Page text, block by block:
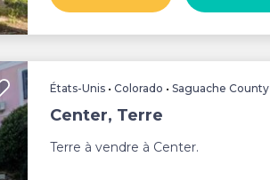
États-Unis •Colorado •Saguache County
Center, Terre
Terre à vendre à Center.